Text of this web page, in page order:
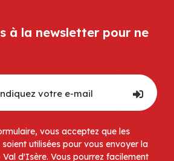
à la newsletter pour ne
vous acceptez que les
utilisées pour vous envoyer la
d'Isère. Vous pourrez facilement